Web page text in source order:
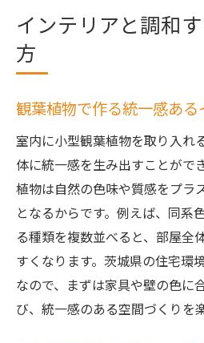
インテリアと調和
方
観葉植物で作る統一感ある
室内に小型観葉植物を取り入れ
体に統一感を生み出すことがで
植物は自然の色味や質感をプラ
となるからです。例えば、同系
る種類を複数並べると、部屋全
すくなります。茨城県の住宅環
なので、まずは家具や壁の色に
び、統一感のある空間づくりを